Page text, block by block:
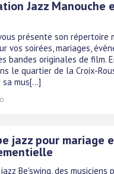
Jazz Manouche
présente son répertoire
vos soirées, mariages,
bandes originales de film.
le quartier de la Croix-
mus[...]
jazz pour mariage
Be'swing, des